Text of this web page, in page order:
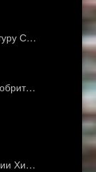
С…
Хи…